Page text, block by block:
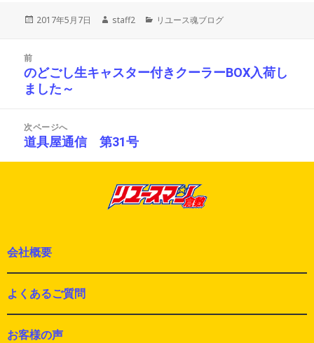
投
2017年5月7日
作
staff2
カ
ー
リユース魂ブログ
前
前
の
稿:
のどごし生キャスター付きクーラーBOX入荷し
ました～
次ページへ
次
の
道具屋通信 第31号
会社概要
よくあるご質問
お客様の声